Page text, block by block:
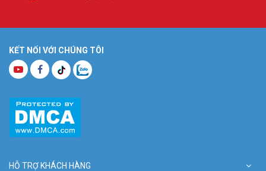
KẾT NỐI VỚI CHÚNG TÔI
HỖ TRỢ KHÁCH HÀNG